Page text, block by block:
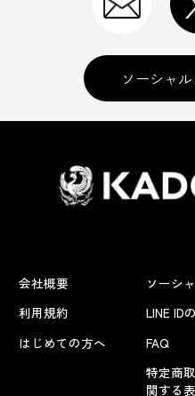
ソーシャ
会社概要
利用規約
はじめての方へ
ソーシ
LINE ID
FAQ
特定商
関する